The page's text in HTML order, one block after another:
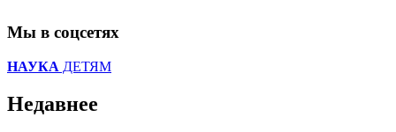
Мы в соцсетях
НАУКА ДЕТЯМ
Недавнее